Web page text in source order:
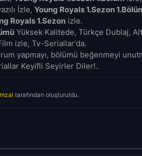
İzle, Young Royals 1.Sezon
Royals 1.Sezon izle.
Yüksek Kalitede, Türkçe Dublaj,
izle, Tv-Seriallar'da.
yapmayı, bölümü beğenmeyi
Keyifli Seyirler Diler!..
tarafından oluşturuldu.